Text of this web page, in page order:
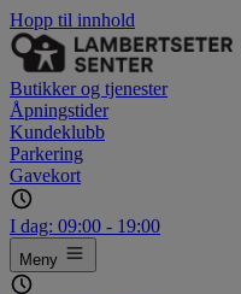
Hopp til innhold
Butikker og tjenester
Åpningstider
Kundeklubb
Parkering
Gavekort
I dag: 09:00 - 19:00
Meny